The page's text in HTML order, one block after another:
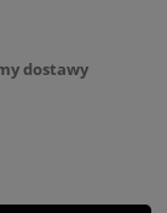
dostawy